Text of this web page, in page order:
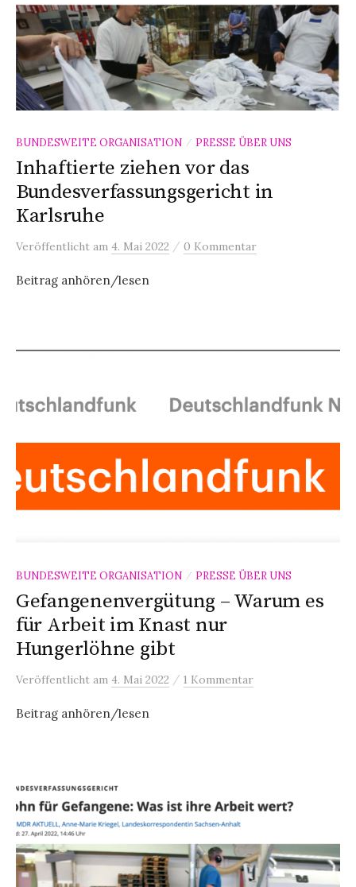
BUNDESWEITE ORGANISATION / PRESSE ÜBER UNS
Inhaftierte ziehen vor das
Bundesverfassungsgericht in
Karlsruhe
Veröffentlicht am 4. Mai 2022 / 0 Kommentar
Beitrag anhören/lesen
BUNDESWEITE ORGANISATION / PRESSE ÜBER UNS
Gefangenenvergütung – Warum es
für Arbeit im Knast nur
Hungerlöhne gibt
Veröffentlicht am 4. Mai 2022 / 1 Kommentar
Beitrag anhören/lesen